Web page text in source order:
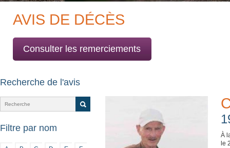
AVIS DE DÉCÈS
Consulter les remerciements
Recherche de l'avis
Filtre par nom
À
le